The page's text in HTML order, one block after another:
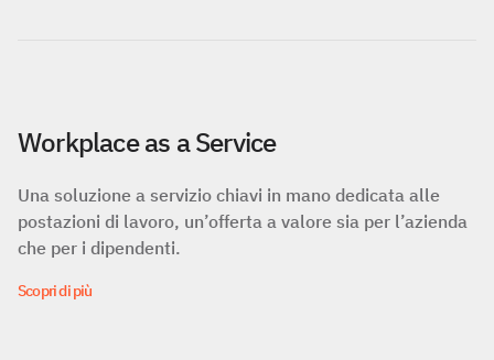
Workplace as a Service
Una soluzione a servizio chiavi in mano dedicata alle
postazioni di lavoro, un’offerta a valore sia per l’azienda
che per i dipendenti.
Scopri di più